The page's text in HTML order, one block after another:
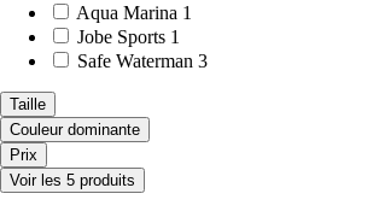
Aqua Marina 1
Jobe Sports 1
Safe Waterman 3
Taille
Couleur dominante
Prix
Voir les 5 produits